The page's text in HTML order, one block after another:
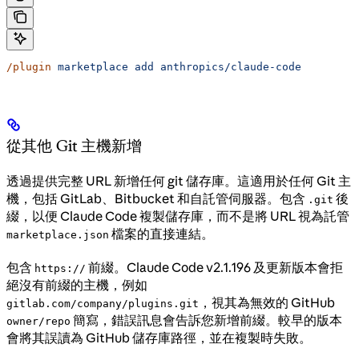
/plugin marketplace add anthropics/claude-code
從其他 Git 主機新增
透過提供完整 URL 新增任何 git 儲存庫。這適用於任何 Git 主
機，包括 GitLab、Bitbucket 和自託管伺服器。包含 .git 後
綴，以便 Claude Code 複製儲存庫，而不是將 URL 視為託管
marketplace.json 檔案的直接連結。
包含 https:// 前綴。Claude Code v2.1.196 及更新版本會拒
絕沒有前綴的主機，例如
gitlab.com/company/plugins.git ，視其為無效的 GitHub
owner/repo 簡寫，錯誤訊息會告訴您新增前綴。較早的版本
會將其誤讀為 GitHub 儲存庫路徑，並在複製時失敗。